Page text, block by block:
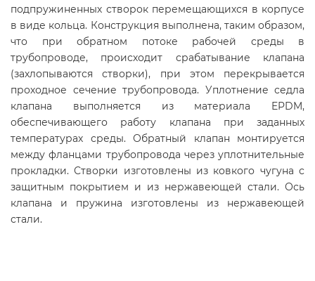
подпружиненных створок перемещающихся в корпусе
в виде кольца. Конструкция выполнена, таким образом,
что при обратном потоке рабочей среды в
трубопроводе, происходит срабатывание клапана
(захлопываются створки), при этом перекрывается
проходное сечение трубопровода. Уплотнение седла
клапана выполняется из материала EPDM,
обеспечивающего работу клапана при заданных
температурах среды. Обратный клапан монтируется
между фланцами трубопровода через уплотнительные
прокладки. Створки изготовлены из ковкого чугуна с
защитным покрытием и из нержавеющей стали. Ось
клапана и пружина изготовлены из нержавеющей
стали.